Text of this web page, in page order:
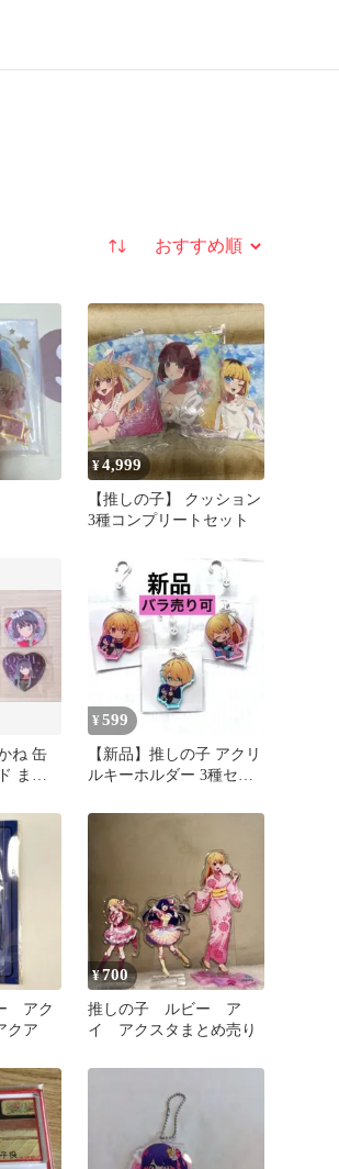
並び替え
¥4,999
【推しの子】 クッション
3種コンプリートセット
ね 缶
まと
¥599
【新品】推しの子 アクリ
ルキーホルダー 3種セッ
アク
クア
¥700
推しの子 ルビー ア
イ アクスタまとめ売り